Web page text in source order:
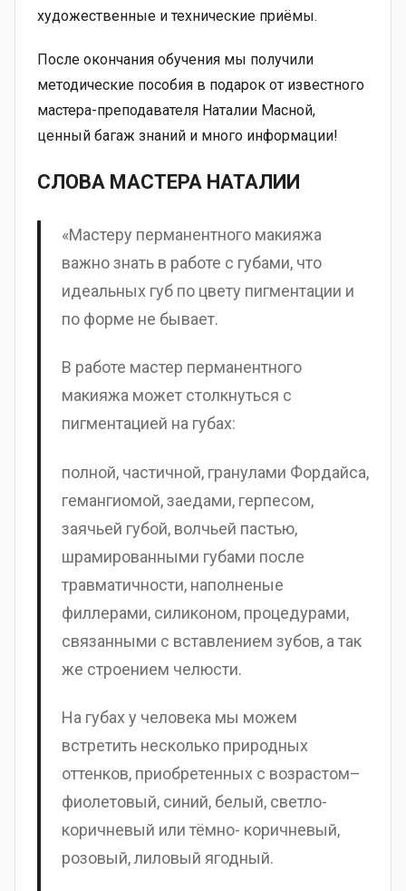
художественные и технические приёмы.
После окончания обучения мы получили
методические пособия в подарок от известного
мастера-преподавателя Наталии Масной,
ценный багаж знаний и много информации!
СЛОВА МАСТЕРА НАТАЛИИ
«Мастеру перманентного макияжа
важно знать в работе с губами, что
идеальных губ по цвету пигментации и
по форме не бывает.
В работе мастер перманентного
макияжа может столкнуться с
пигментацией на губах:
полной, частичной, гранулами Фордайса,
гемангиомой, заедами, герпесом,
заячьей губой, волчьей пастью,
шрамированными губами после
травматичности, наполненые
филлерами, силиконом, процедурами,
связанными с вставлением зубов, а так
же строением челюсти.
На губах у человека мы можем
встретить несколько природных
оттенков, приобретенных с возрастом–
фиолетовый, синий, белый, светло-
коричневый или тёмно- коричневый,
розовый, лиловый ягодный.